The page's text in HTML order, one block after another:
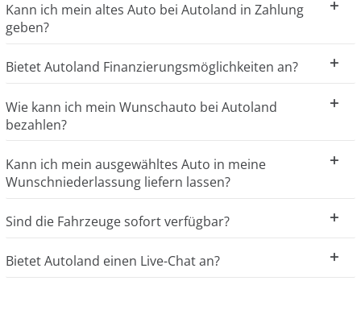
Kann ich mein altes Auto bei Autoland in Zahlung
geben?
Bietet Autoland Finanzierungsmöglichkeiten an?
Wie kann ich mein Wunschauto bei Autoland
bezahlen?
Kann ich mein ausgewähltes Auto in meine
Wunschniederlassung liefern lassen?
Sind die Fahrzeuge sofort verfügbar?
Bietet Autoland einen Live-Chat an?